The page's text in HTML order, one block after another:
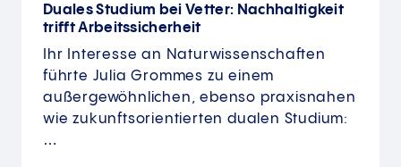
Duales Studium bei Vetter: Nachhaltigkeit
trifft Arbeitssicherheit
Ihr Interesse an Naturwissenschaften
führte Julia Grommes zu einem
außergewöhnlichen, ebenso praxisnahen
wie zukunftsorientierten dualen Studium:
…